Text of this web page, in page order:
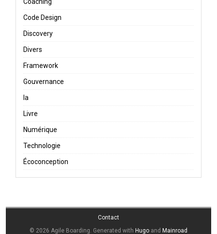
Code Design
Discovery
Divers
Framework
Gouvernance
Ia
Livre
Numérique
Technologie
Écoconception
Contact
© 2026 Agile Boarding. Generated with Hugo and Mainroad